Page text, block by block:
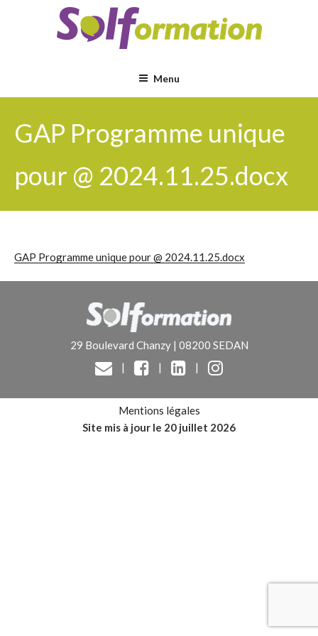
Menu
GAP Programme unique
pour @ 2024.11.25.docx
GAP Programme unique pour @ 2024.11.25.docx
29 Boulevard Chanzy | 08200 SEDAN
|
| |
Mentions légales
Site mis à jour le 20 juillet 2026